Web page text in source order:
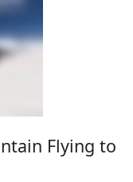
Flying to